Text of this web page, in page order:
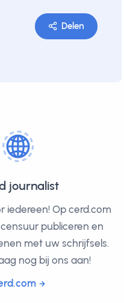
Delen
journalist
iedereen! Op cerd.com
publiceren en
met uw schrijfsels.
nog bij ons aan!